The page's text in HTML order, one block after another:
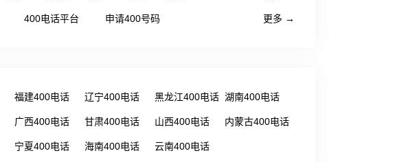
400电话平台 申请400号码 更多 →
福建400电话 辽宁400电话 黑龙江400电话 湖南400电话
广西400电话 甘肃400电话 山西400电话 内蒙古400电话
宁夏400电话 海南400电话 云南400电话